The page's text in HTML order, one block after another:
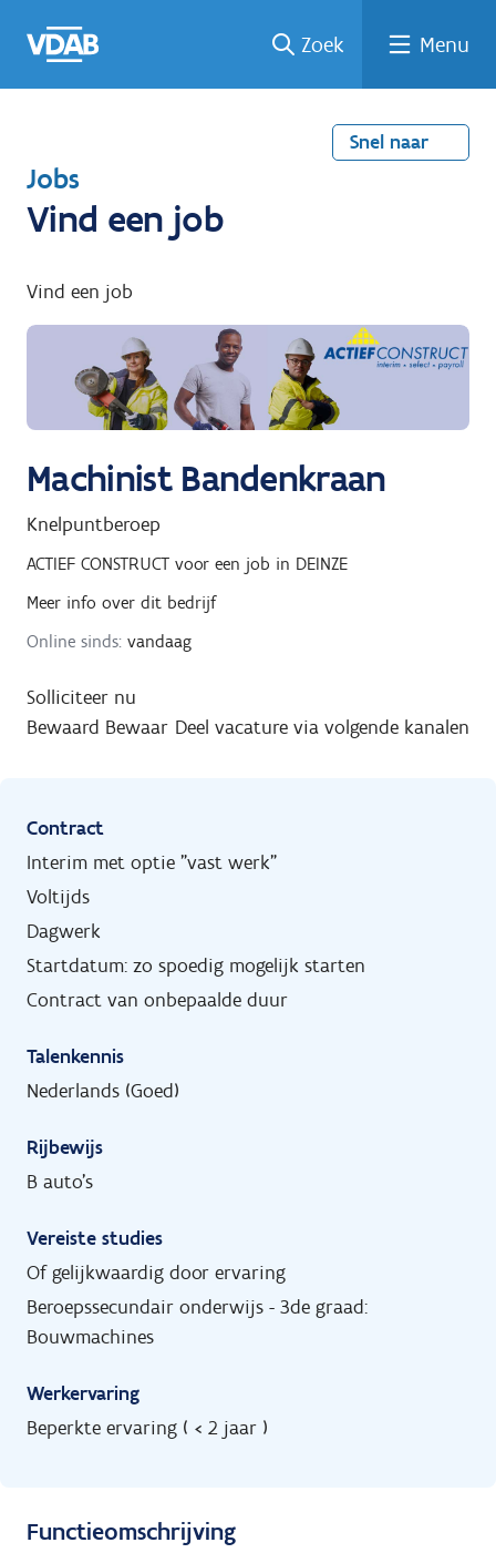
naar
een
een
job
naar
Zoek Menu
Snel naar
T
e
u
g
a
r
Jobs
Vind een job
Vind een job
Machinist Bandenkraan
Knelpuntberoep
ACTIEF CONSTRUCT voor een job in DEINZE
Meer info over dit bedrijf
Online sinds: vandaag
Solliciteer nu
Bewaard Bewaar Deel vacature via volgende kanalen
Contract
Interim met optie "vast werk"
Voltijds
Dagwerk
Startdatum: zo spoedig mogelijk starten
Contract van onbepaalde duur
Talenkennis
Nederlands (Goed)
Rijbewijs
B auto's
Vereiste studies
Of gelijkwaardig door ervaring
Beroepssecundair onderwijs - 3de graad:
Bouwmachines
Werkervaring
Beperkte ervaring ( < 2 jaar )
Functieomschrijving